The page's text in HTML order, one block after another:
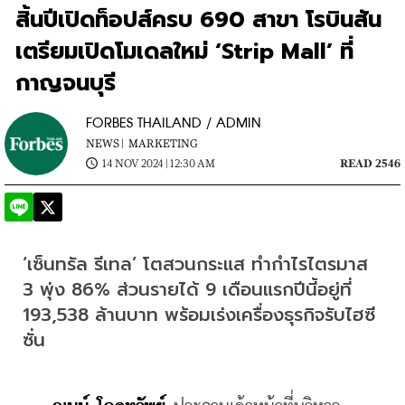
สิ้นปีเปิดท็อปส์ครบ 690 สาขา โรบินสัน
เตรียมเปิดโมเดลใหม่ ‘Strip Mall’ ที่
กาญจนบุรี
FORBES THAILAND / ADMIN
NEWS | MARKETING
14 NOV 2024 | 12:30 AM
READ 2546
‘เซ็นทรัล รีเทล’ โตสวนกระแส ทำกำไรไตรมาส
3 พุ่ง 86% ส่วนรายได้ 9 เดือนแรกปีนี้อยู่ที่
193,538 ล้านบาท พร้อมเร่งเครื่องธุรกิจรับไฮซี
ซั่น